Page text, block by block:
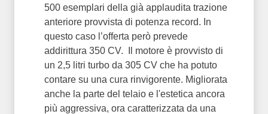
500 esemplari della già applaudita trazione
anteriore provvista di potenza record. In
questo caso l’offerta però prevede
addirittura 350 CV. Il motore è provvisto di
un 2,5 litri turbo da 305 CV che ha potuto
contare su una cura rinvigorente. Migliorata
anche la parte del telaio e l'estetica ancora
più aggressiva, ora caratterizzata da una